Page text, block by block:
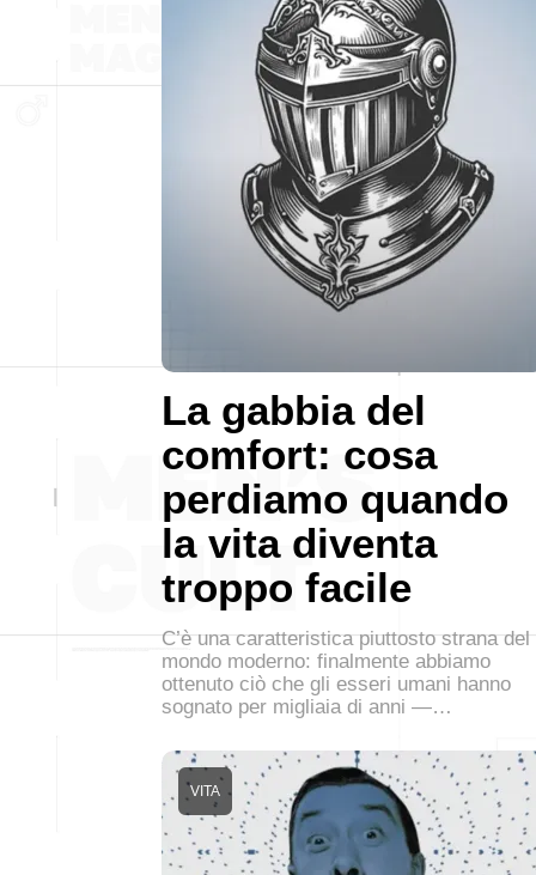
La gabbia del
comfort: cosa
perdiamo quando
la vita diventa
troppo facile
C’è una caratteristica piuttosto strana del
mondo moderno: finalmente abbiamo
ottenuto ciò che gli esseri umani hanno
sognato per migliaia di anni —…
VITA